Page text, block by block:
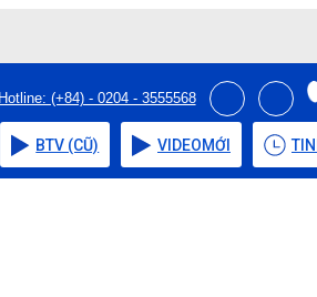
Hotline: (+84) - 0204 - 3555568
BTV (CŨ) VIDEOMỚI TIN